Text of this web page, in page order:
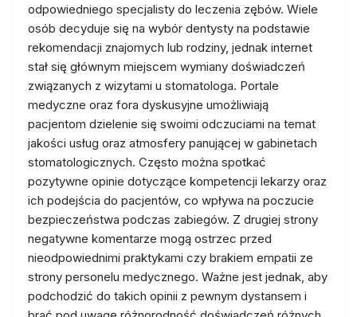
odpowiedniego specjalisty do leczenia zębów. Wiele
osób decyduje się na wybór dentysty na podstawie
rekomendacji znajomych lub rodziny, jednak internet
stał się głównym miejscem wymiany doświadczeń
związanych z wizytami u stomatologa. Portale
medyczne oraz fora dyskusyjne umożliwiają
pacjentom dzielenie się swoimi odczuciami na temat
jakości usług oraz atmosfery panującej w gabinetach
stomatologicznych. Często można spotkać
pozytywne opinie dotyczące kompetencji lekarzy oraz
ich podejścia do pacjentów, co wpływa na poczucie
bezpieczeństwa podczas zabiegów. Z drugiej strony
negatywne komentarze mogą ostrzec przed
nieodpowiednimi praktykami czy brakiem empatii ze
strony personelu medycznego. Ważne jest jednak, aby
podchodzić do takich opinii z pewnym dystansem i